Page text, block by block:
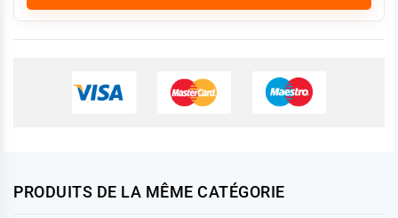
PRODUITS DE LA MÊME CATÉGORIE